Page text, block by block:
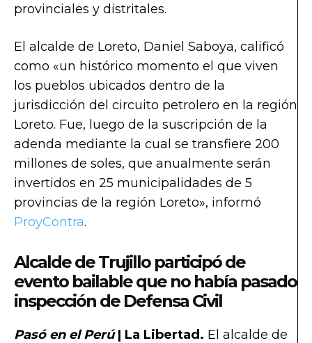
provinciales y distritales.
El alcalde de Loreto, Daniel Saboya, calificó
como «un histórico momento el que viven
los pueblos ubicados dentro de la
jurisdicción del circuito petrolero en la región
Loreto. Fue, luego de la suscripción de la
adenda mediante la cual se transfiere 200
millones de soles, que anualmente serán
invertidos en 25 municipalidades de 5
provincias de la región Loreto», informó
ProyContra.
Alcalde de Trujillo participó de
evento bailable que no había pasado
inspección de Defensa Civil
Pasó en el Perú| La Libertad. El alcalde de